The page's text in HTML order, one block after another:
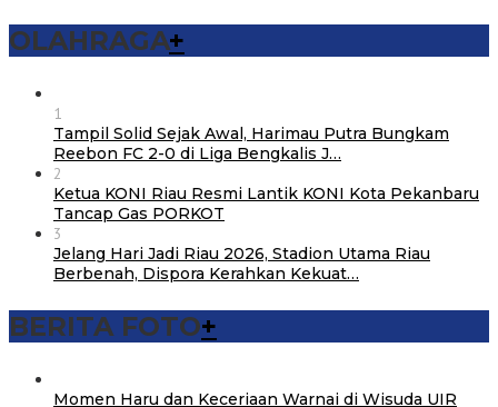
OLAHRAGA+
1
Tampil Solid Sejak Awal, Harimau Putra Bungkam
Reebon FC 2-0 di Liga Bengkalis J…
2
Ketua KONI Riau Resmi Lantik KONI Kota Pekanbaru
Tancap Gas PORKOT
3
Jelang Hari Jadi Riau 2026, Stadion Utama Riau
Berbenah, Dispora Kerahkan Kekuat…
BERITA FOTO+
Momen Haru dan Keceriaan Warnai di Wisuda UIR